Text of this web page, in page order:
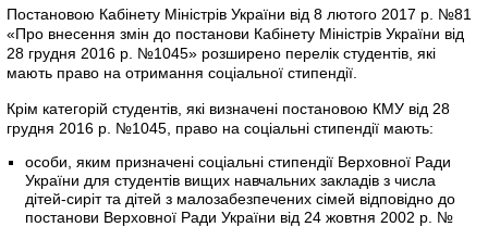
Постановою Кабінету Міністрів України від 8 лютого 2017 р. №81
«Про внесення змін до постанови Кабінету Міністрів України від
28 грудня 2016 р. №1045» розширено перелік студентів, які
мають право на отримання соціальної стипендії.
Крім категорій студентів, які визначені постановою КМУ від 28
грудня 2016 р. №1045, право на соціальні стипендії мають:
особи, яким призначені соціальні стипендії Верховної Ради
України для студентів вищих навчальних закладів з числа
дітей-сиріт та дітей з малозабезпечених сімей відповідно до
постанови Верховної Ради України від 24 жовтня 2002 р. №